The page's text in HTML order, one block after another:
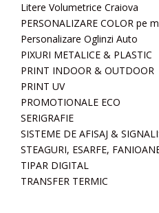
Litere Volumetrice Craiova
PERSONALIZARE COLOR pe
Personalizare Oglinzi Auto
PIXURI METALICE & PLASTIC
PRINT INDOOR & OUTDOOR
PRINT UV
PROMOTIONALE ECO
SERIGRAFIE
SISTEME DE AFISAJ &
STEAGURI, ESARFE,
TIPAR DIGITAL
TRANSFER TERMIC